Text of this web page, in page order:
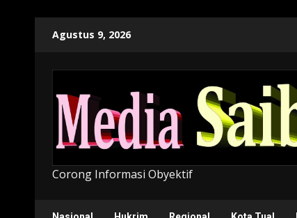
Agustus 9, 2026
Corong Informasi Obyektif